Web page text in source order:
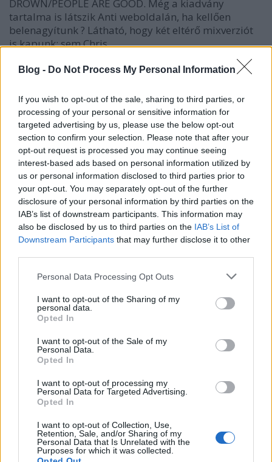
Blog - Do Not Process My Personal Information
If you wish to opt-out of the sale, sharing to third parties, or
processing of your personal or sensitive information for
targeted advertising by us, please use the below opt-out
section to confirm your selection. Please note that after your
opt-out request is processed you may continue seeing
interest-based ads based on personal information utilized by
us or personal information disclosed to third parties prior to
your opt-out. You may separately opt-out of the further
disclosure of your personal information by third parties on the
IAB’s list of downstream participants. This information may
also be disclosed by us to third parties on the IAB’s List of
Downstream Participants that may further disclose it to other
Please note that this website/app uses one or more Google
not limited to your visit or usage behaviour. You may click to
grant or deny consent to Google and its third-party tags to
use your data for below specified purposes in below Google
consent section.
Personal Data Processing Opt Outs
I want to opt-out of the Sharing of my
personal data.
Opted In
I want to opt-out of the Sale of my
Personal Data.
Opted In
I want to opt-out of processing my
Personal Data for Targeted Advertising.
Opted In
I want to opt-out of Collection, Use,
Retention, Sale, and/or Sharing of my
Personal Data that Is Unrelated with the
Purposes for which it was collected.
DROWN/PEOPLE ARE GOOD. Még a kiadvány
tartalma is látszik Anti weboldalán, ha kellően
belenagyítunk ? Látható, hogy két eltérő mixverziót
is kapunk: sem Chris…
Tovább csúszik az utolsó Memento
Mori 12'' vinyl megjelenése
2024. március 22.
megjelenésében. Persze, várható is volt, hiszen a
fizikai kiadvány előtt minimum 1 héttel meg
"kellene" jelenni még egy(-két?) People Are Good
remixnek. A forrás természetesen most is a
nagyszerű Metro-Nom lemezbolt!